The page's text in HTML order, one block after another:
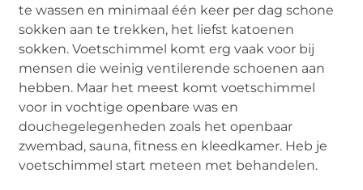
te wassen en minimaal één keer per dag schone
sokken aan te trekken, het liefst katoenen
sokken. Voetschimmel komt erg vaak voor bij
mensen die weinig ventilerende schoenen aan
hebben. Maar het meest komt voetschimmel
voor in vochtige openbare was en
douchegelegenheden zoals het openbaar
zwembad, sauna, fitness en kleedkamer. Heb je
voetschimmel start meteen met behandelen.